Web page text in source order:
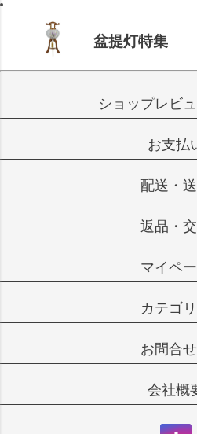
盆提灯特集
ショップレビ
お支払
配送・
返品・
マイペ
カテゴ
お問合
会社概